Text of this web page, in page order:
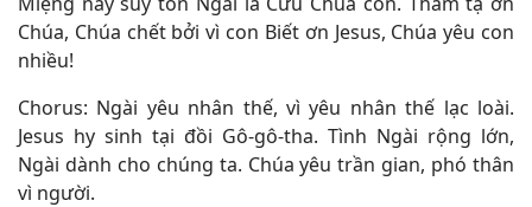
Chúa, Chúa chết bởi vì con Biết ơn Jesus, Chúa yêu con
nhiều!
Chorus: Ngài yêu nhân thế, vì yêu nhân thế lạc loài.
Jesus hy sinh tại đồi Gô-gô-tha. Tình Ngài rộng lớn,
Ngài dành cho chúng ta. Chúa yêu trần gian, phó thân
vì người.